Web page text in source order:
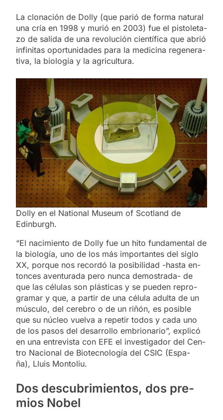
La clo­na­ción de Do­lly (que pa­rió de for­ma na­tu­ral
una cría en 1998 y mu­rió en 2003) fue el pis­to­le­ta­
zo de sa­li­da de una re­vo­lu­ción cien­tí­fi­ca que abrió
in­fi­ni­tas opor­tu­ni­da­des para la me­di­ci­na re­ge­ne­ra­
ti­va, la bio­lo­gía y la agri­cul­tu­ra.
Dolly en el National Museum of Scotland de
Edinburgh.
“El na­ci­mien­to de Do­lly fue un hito fun­da­men­tal de
la bio­lo­gía, uno de los más im­por­tan­tes del si­glo
XX, por­que nos re­cor­dó la po­si­bi­li­dad -has­ta en­
ton­ces aven­tu­ra­da pero nun­ca de­mos­tra­da- de
que las cé­lu­las son plás­ti­cas y se pue­den re­pro­
gra­mar y que, a par­tir de una cé­lu­la adul­ta de un
múscu­lo, del ce­re­bro o de un ri­ñón, es po­si­ble
que su nú­cleo vuel­va a re­pe­tir to­dos y cada uno
de los pa­sos del desa­rro­llo em­brio­na­rio”, ex­pli­có
en una en­tre­vis­ta con EFE el in­ves­ti­ga­dor del Cen­
tro Na­cio­nal de Bio­tec­no­lo­gía del CSIC (Es­pa­
ña), Lluis Mon­to­liu.
Dos des­cu­bri­mien­tos, dos pre­
mios No­bel